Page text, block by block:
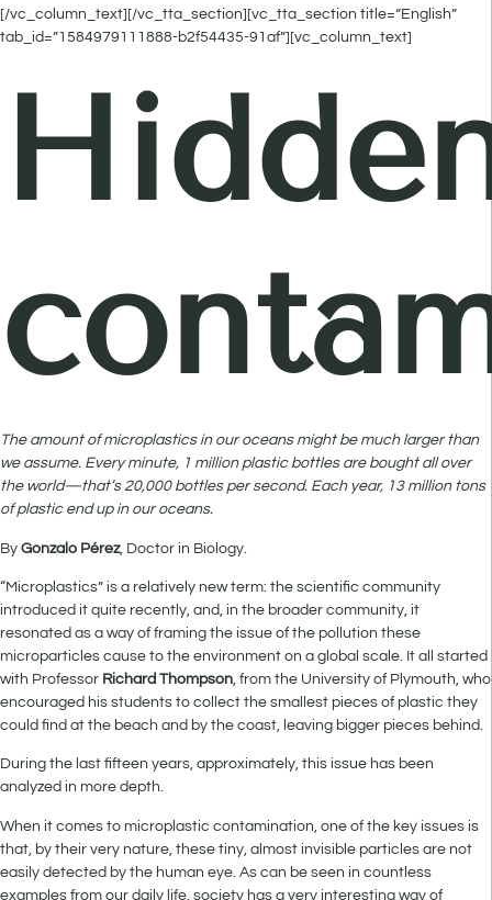
[/vc_column_text][/vc_tta_section][vc_tta_section title=”English”
tab_id=”1584979111888-b2f54435-91af”][vc_column_text]
The amount of microplastics in our oceans might be much larger than
we assume. Every minute, 1 million plastic bottles are bought all over
the world—that’s 20,000 bottles per second. Each year, 13 million tons
of plastic end up in our oceans.
By Gonzalo Pérez, Doctor in Biology.
“Microplastics” is a relatively new term: the scientific community
introduced it quite recently, and, in the broader community, it
resonated as a way of framing the issue of the pollution these
microparticles cause to the environment on a global scale. It all started
with Professor Richard Thompson, from the University of Plymouth, who
encouraged his students to collect the smallest pieces of plastic they
could find at the beach and by the coast, leaving bigger pieces behind.
During the last fifteen years, approximately, this issue has been
analyzed in more depth.
When it comes to microplastic contamination, one of the key issues is
that, by their very nature, these tiny, almost invisible particles are not
easily detected by the human eye. As can be seen in countless
examples from our daily life, society has a very interesting way of